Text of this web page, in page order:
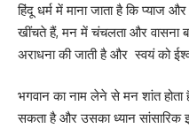
हिंदू धर्म में माना जाता है कि प्याज
खींचते हैं, मन में चंचलता और वासना
अराधना की जाती है और स्वयं को
भगवान का नाम लेने से मन शांत
सकता है और उसका ध्यान सांसारिक